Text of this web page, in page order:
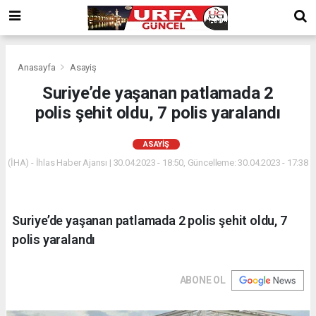
Anasayfa Asayiş
Suriye’de yaşanan patlamada 2
polis şehit oldu, 7 polis yaralandı
ASAYIŞ
(İHA) - İhlas Haber Ajansı | 30.04.2023 - 18:50, Güncelleme: 30.04.2023 - 17:38
Suriye’de yaşanan patlamada 2 polis şehit oldu, 7
polis yaralandı
ABONE OL